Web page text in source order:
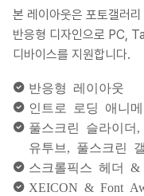
본 레이아웃은 포토갤러
반응형 디자인으로 PC,
디바이스를 지원합니다.
반응형 레이아웃
인트로 로딩 애니
풀스크린 슬라이더
유투브, 풀스크린
스크롤픽스 헤더 &
XEICON & Font